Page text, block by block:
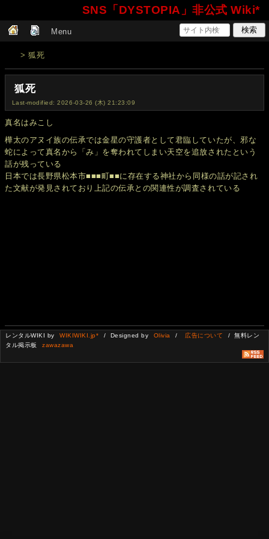
SNS「DYSTOPIA」非公式 Wiki*
Menu
> 狐死
狐死
Last-modified: 2026-03-26 (木) 21:23:09
真名はみこし
樺太のアヌイ族の伝承では金星の守護者として君臨していたが、邪な
蛇によって真名から「み」を奪われてしまい天空を追放されたという
話が残っている
日本では長野県松本市■■■町■■に存在する神社から同様の話が記され
た文献が発見されており上記の伝承との関連性が調査されている
レンタルWIKI by WIKIWIKI.jp* / Designed by Olivia / 広告について
/ 無料レン
タル掲示板
zawazawa